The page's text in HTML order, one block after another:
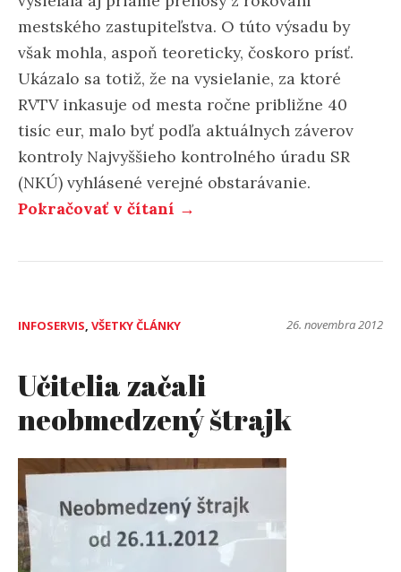
mestského zastupiteľstva. O túto výsadu by
však mohla, aspoň teoreticky, čoskoro prísť.
Ukázalo sa totiž, že na vysielanie, za ktoré
RVTV inkasuje od mesta ročne približne 40
tisíc eur, malo byť podľa aktuálnych záverov
kontroly Najvyššieho kontrolného úradu SR
(NKÚ) vyhlásené verejné obstarávanie.
Pokračovať v čítaní →
INFOSERVIS, VŠETKY ČLÁNKY 26. novembra 2012
Učitelia začali
neobmedzený štrajk